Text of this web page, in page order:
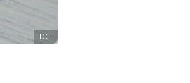
DCI